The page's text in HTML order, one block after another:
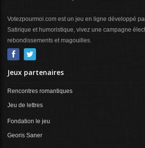
Votezpourmoi.com est un jeu en ligne développé
Satirique et humoristique, vivez une campagne
rebondissements et magouilles.
Jeux partenaires
Rencontres romantiques
Jeu de lettres
Fondation le jeu
Georis Saner